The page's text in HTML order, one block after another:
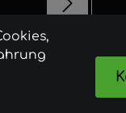
sind